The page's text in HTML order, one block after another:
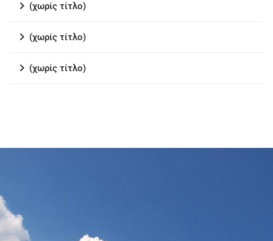
(χωρίς τίτλο)
(χωρίς τίτλο)
(χωρίς τίτλο)